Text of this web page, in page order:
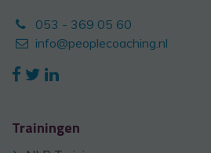
053 - 369 05 60
info@peoplecoaching.nl
Trainingen